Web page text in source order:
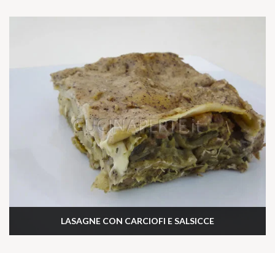
LASAGNE CON CARCIOFI E SALSICCE